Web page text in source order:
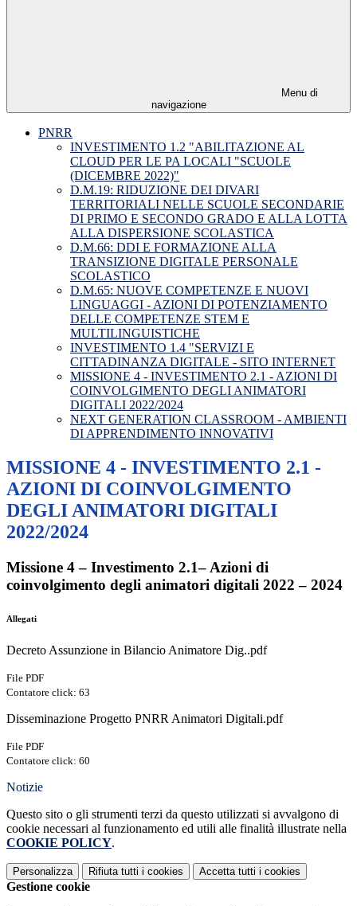
Menu di
navigazione
PNRR
INVESTIMENTO 1.2 "ABILITAZIONE AL
CLOUD PER LE PA LOCALI "SCUOLE
(DICEMBRE 2022)"
D.M.19: RIDUZIONE DEI DIVARI
TERRITORIALI NELLE SCUOLE SECONDARIE
DI PRIMO E SECONDO GRADO E ALLA LOTTA
ALLA DISPERSIONE SCOLASTICA
D.M.66: DDI E FORMAZIONE ALLA
TRANSIZIONE DIGITALE PERSONALE
SCOLASTICO
D.M.65: NUOVE COMPETENZE E NUOVI
LINGUAGGI - AZIONI DI POTENZIAMENTO
DELLE COMPETENZE STEM E
MULTILINGUISTICHE
INVESTIMENTO 1.4 "SERVIZI E
CITTADINANZA DIGITALE - SITO INTERNET
MISSIONE 4 - INVESTIMENTO 2.1 - AZIONI DI
COINVOLGIMENTO DEGLI ANIMATORI
DIGITALI 2022/2024
NEXT GENERATION CLASSROOM - AMBIENTI
DI APPRENDIMENTO INNOVATIVI
MISSIONE 4 - INVESTIMENTO 2.1 -
AZIONI DI COINVOLGIMENTO
DEGLI ANIMATORI DIGITALI
2022/2024
Missione 4 – Investimento 2.1– Azioni di
coinvolgimento degli animatori digitali 2022 – 2024
Allegati
Decreto Assunzione in Bilancio Animatore Dig..pdf
File PDF
Contatore click: 63
Disseminazione Progetto PNRR Animatori Digitali.pdf
File PDF
Contatore click: 60
Notizie
Questo sito o gli strumenti terzi da questo utilizzati si avvalgono di
cookie necessari al funzionamento ed utili alle finalità illustrate nella
COOKIE POLICY.
Personalizza Rifiuta tutti i cookies Accetta tutti i cookies
Gestione cookie